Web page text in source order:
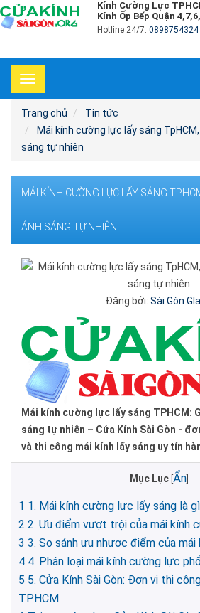
Kính Cường Lực
Kính Ốp Bếp Quận
Hotline 24/7: 0898754324
Toggle
navigation
Trang chủ
Tin tức
Mái kính cường lực lấy sáng
sáng tự nhiên
MÁI KÍNH CƯỜNG LỰC LẤY SÁNG
ÁNH SÁNG TỰ NHIÊN
Đăng bởi: Sài Gòn
Mái kính cường lực lấy sáng TPHCM:
sáng tự nhiên – Cửa Kính Sài Gòn -
và thi công mái kính lấy sáng uy tín
Mục Lục Ẩn]
1 1. Mái kính cường lực lấy sáng là
2 2. Ưu điểm vượt trội của mái kính
3 3. So sánh ưu nhược điểm của
4 4. Phân loại mái kính cường lực
5 5. Cửa Kính Sài Gòn: Đơn vị thi
TPHCM